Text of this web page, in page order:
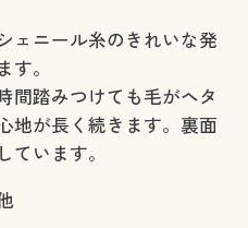
ェニール糸のきれいな発
。
間踏みつけても毛がヘタ
地が長く続きます。裏面
います。